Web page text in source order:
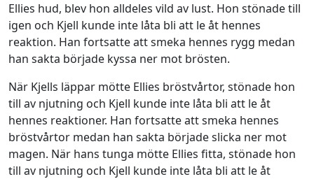
Ellies hud, blev hon alldeles vild av lust. Hon stönade till
igen och Kjell kunde inte låta bli att le åt hennes
reaktion. Han fortsatte att smeka hennes rygg medan
han sakta började kyssa ner mot brösten.
När Kjells läppar mötte Ellies bröstvårtor, stönade hon
till av njutning och Kjell kunde inte låta bli att le åt
hennes reaktioner. Han fortsatte att smeka hennes
bröstvårtor medan han sakta började slicka ner mot
magen. När hans tunga mötte Ellies fitta, stönade hon
till av njutning och Kjell kunde inte låta bli att le åt